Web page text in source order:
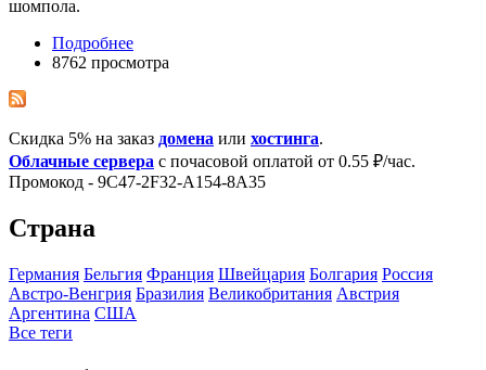
шомпола.
Подробнее
8762 просмотра
Скидка 5% на заказ домена или хостинга.
Облачные сервера с почасовой оплатой от 0.55 ₽/час.
Промокод - 9C47-2F32-A154-8A35
Страна
Германия Бельгия Франция Швейцария Болгария Росcия
Австро-Венгрия Бразилия Великобритания Австрия
Аргентина США
Все теги